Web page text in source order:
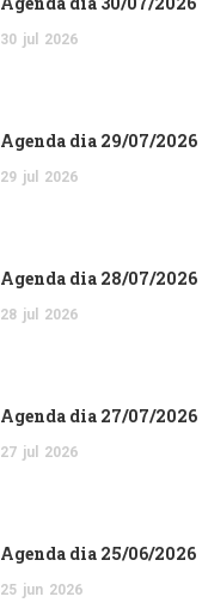
30 jul 2026
Agenda dia 29/07/2026
29 jul 2026
Agenda dia 28/07/2026
28 jul 2026
Agenda dia 27/07/2026
27 jul 2026
Agenda dia 25/06/2026
25 jun 2026